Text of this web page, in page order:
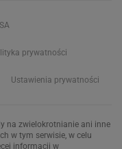
prywatności
Ustawienia prywatności
na zwielokrotnianie ani inne
w tym serwisie, w celu
informacji w